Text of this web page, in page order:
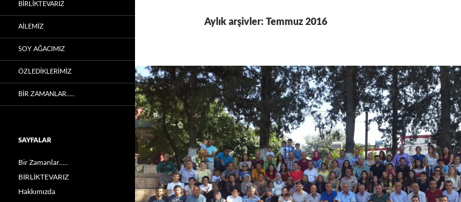
Aylık arşivler: Temmuz 2016
BİRLİKTEVARIZ
AİLEMİZ
SOY AĞACIMIZ
ÖZLEDIKLERIMIZ
BIR ZAMANLAR…..
SAYFALAR
Bir Zamanlar…..
BİRLİKTEVARIZ
Hakkımızda